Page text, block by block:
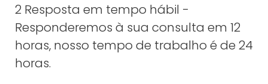
2 Resposta em tempo hábil -
Responderemos à sua consulta em 12
horas, nosso tempo de trabalho é de 24
horas.